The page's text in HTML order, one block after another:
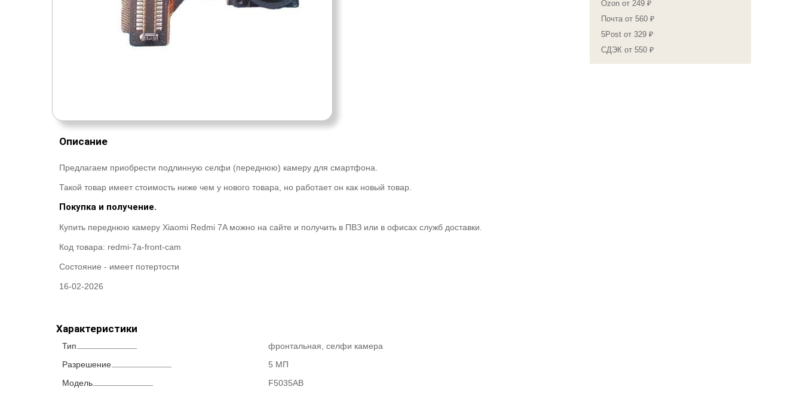
Ozon от 249 ₽
Почта от 560 ₽
5Post от 329 ₽
СДЭК от 550 ₽
Описание
Предлагаем приобрести подлинную селфи (переднюю) камеру для смартфона.
Такой товар имеет стоимость ниже чем у нового товара, но работает он как новый товар.
Покупка и получение.
Купить переднюю камеру Xiaomi Redmi 7A можно на сайте и получить в ПВЗ или в офисах служб доставки.
Код товара: redmi-7a-front-cam
Состояние - имеет потертости
16-02-2026
Характеристики
Тип
фронтальная, селфи камера
Разрешение
5 МП
Модель
F5035AB